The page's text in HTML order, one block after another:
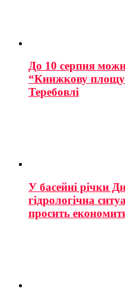
До 10 серпня
“Книжкову
Теребовлі
У басейні річки
гідрологічна
просить